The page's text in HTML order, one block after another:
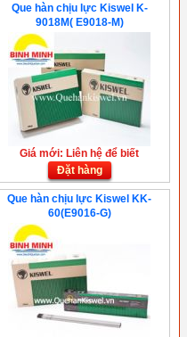
Que hàn chịu lực Kiswel K-
9018M( E9018-M)
Giá mới: Liên hệ để biết
Đặt hàng
Que hàn chịu lực Kiswel KK-
60(E9016-G)